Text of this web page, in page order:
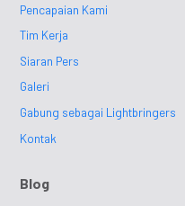
Pencapaian Kami
Tim Kerja
Siaran Pers
Galeri
Gabung sebagai Lightbringers
Kontak
Blog